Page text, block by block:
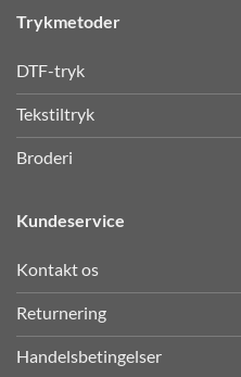
Trykmetoder
DTF-tryk
Tekstiltryk
Broderi
Kundeservice
Kontakt os
Returnering
Handelsbetingelser